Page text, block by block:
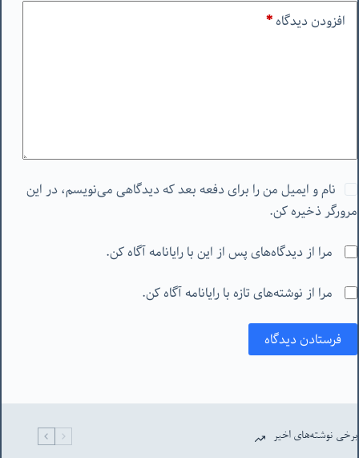
افزودن دیدگاه*
نام و ایمیل من را برای دفعه بعد که دیدگاهی می‌نویسم، در این
مرورگر ذخیره کن.
مرا از دیدگاه‌های پس از این با رایانامه آگاه کن.
مرا از نوشته‌های تازه با رایانامه آگاه کن.
فرستادن دیدگاه
برخی نوشته‌های اخیر